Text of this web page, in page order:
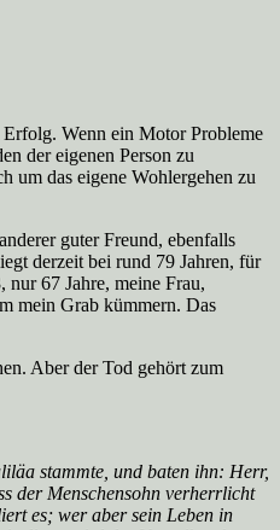
Wenn ein Motor Probleme
der eigenen Person zu
um das eigene Wohlergehen zu
guter Freund, ebenfalls
derzeit bei rund 79 Jahren, für
nur 67 Jahre, meine Frau,
mein Grab kümmern. Das
Aber der Tod gehört zum
stammte, und baten ihn: Herr,
der Menschensohn verherrlicht
es; wer aber sein Leben in